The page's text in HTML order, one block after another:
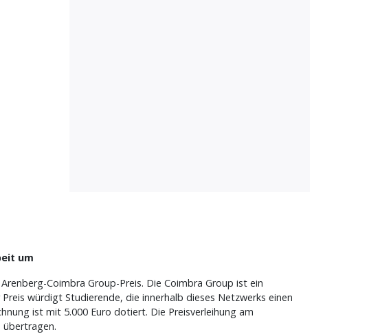
um
Coimbra Group-Preis. Die Coimbra Group ist ein
würdigt Studierende, die innerhalb dieses Netzwerks einen
ist mit 5.000 Euro dotiert. Die Preisverleihung am
übertragen.